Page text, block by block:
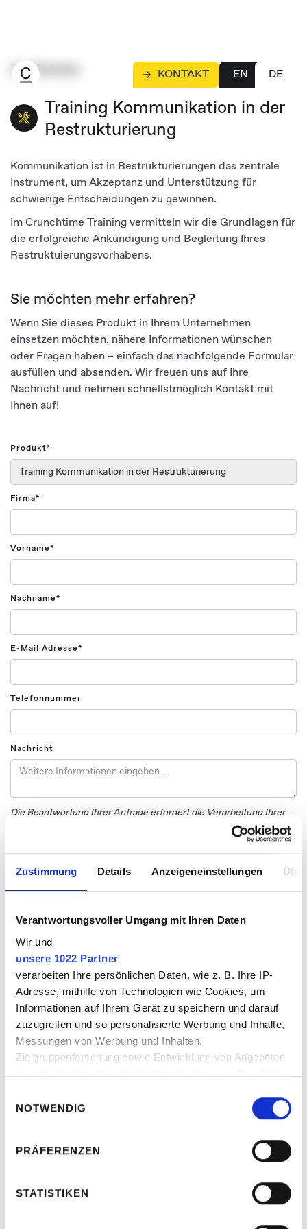
Zustimmung Details Anzeigeneinstellungen
Verantwortungsvoller Umgang mit Ihren Daten
Wir und
unsere 1022 Partner
verarbeiten Ihre persönlichen Daten, wie z. B. Ihre IP-
Adresse, mithilfe von Technologien wie Cookies, um
Informationen auf Ihrem Gerät zu speichern und darauf
zuzugreifen und so personalisierte Werbung und Inhalte,
Messungen von Werbung und Inhalten,
Zielgruppenforschung sowie Entwicklung von Angeboten
zu ermöglichen. Sie entscheiden darüber, wer Ihre Daten
jederzeit über die Cookie-Erklärung oder durch Klicken
auf das Privacy Trigger Symbol ändern oder widerrufen
Wenn Sie es erlauben, würden wir auch gerne:
erfassen, welche bis auf einige Meter genau sein
NOTWENDIG
PRÄFERENZEN
STATISTIKEN
KONTAKT EN DE
Zur Startseite
Training Kommunikation in der
Restrukturierung
Kommunikation ist in Restrukturierungen das zentrale
Instrument, um Akzeptanz und Unterstützung für
schwierige Entscheidungen zu gewinnen.
Im Crunchtime Training vermitteln wir die Grundlagen für
die erfolgreiche Ankündigung und Begleitung Ihres
Restruktuierungsvorhabens.
Sie möchten mehr erfahren?
Wenn Sie dieses Produkt in Ihrem Unternehmen
einsetzen möchten, nähere Informationen wünschen
oder Fragen haben – einfach das nachfolgende Formular
ausfüllen und absenden. Wir freuen uns auf Ihre
Nachricht und nehmen schnellstmöglich Kontakt mit
Ihnen auf!
Produkt*
Firma*
Vorname*
Nachname*
E-Mail Adresse*
Telefonnummer
Nachricht
Die Beantwortung Ihrer Anfrage erfordert die Verarbeitung Ihrer
personenbezogenen Daten. Weitere Informationen hierzu finden
Johannes Fischer
Geschäftsführender Gesellschafter
Johannes Fischer hat seine Schwerpunkte in
kommunikation sowie in der Strategie­­­­